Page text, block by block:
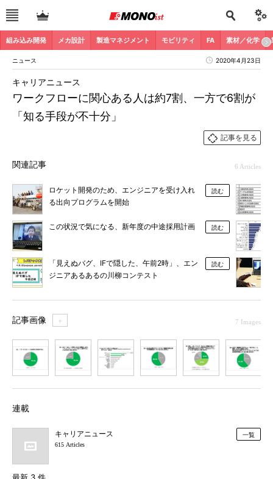
組み込み開発 メカ設計 製造マネジメント モビリティ FA 素材／化学
ニュース 2020年4月23日
ワークフローに関心ある人は約7割、一方で6割が
「知る手段が不十分」
キャリアニュース
記事を見る
関連記事 6 Articles
ロケット開発のため、エンジニアを受け入れ
る出向プログラムを開始
読む
この状況で気になる、新年度の中途採用計画 読む
「見えぬバグ、IFで隠した、午前2時」、エン
ジニアあるあるの川柳コンテスト
読む
記事画像 ＋ 7 Images
連載
キャリアニュース
615 Articles
一覧